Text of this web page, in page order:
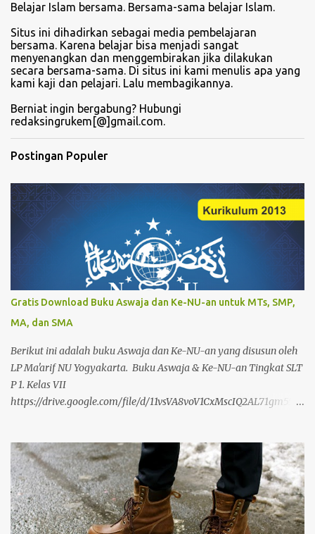
Belajar Islam bersama. Bersama-sama belajar Islam.
Situs ini dihadirkan sebagai media pembelajaran
bersama. Karena belajar bisa menjadi sangat
menyenangkan dan menggembirakan jika dilakukan
secara bersama-sama. Di situs ini kami menulis apa yang
kami kaji dan pelajari. Lalu membagikannya.
Berniat ingin bergabung? Hubungi
redaksingrukem[@]gmail.com.
Postingan Populer
Gratis Download Buku Aswaja dan Ke-NU-an untuk MTs, SMP,
MA, dan SMA
Berikut ini adalah buku Aswaja dan Ke-NU-an yang disusun oleh
LP Ma'arif NU Yogyakarta. Buku Aswaja & Ke-NU-an Tingkat SLT
P 1. Kelas VII
https://drive.google.com/file/d/11vsVA8voV1CxMscIQ2AL71gm55ra
wlQ4I3/view?usp=drivesdk 3. Kelas IX
https://drive.google.com/file/d/12QBC7ym-
_zxZfbDMH0MRZk1cps8B4BJZ/view?usp=drivesdk Buku Aswaja
& Ke-NU-an Tingkat SLTA 1. Kelas X
https://drive.google.com/file/d/12Qzm1ZthsLht5I-